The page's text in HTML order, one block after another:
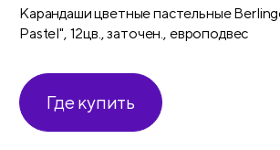
Карандаши цветные пастельные
Pastel", 12цв., заточен., европодвес
Где купить